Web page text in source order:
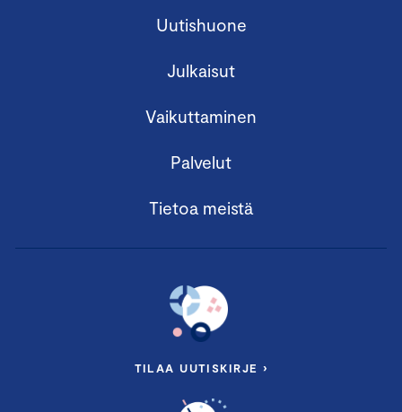
Uutishuone
Julkaisut
Vaikuttaminen
Palvelut
Tietoa meistä
TILAA UUTISKIRJE ›